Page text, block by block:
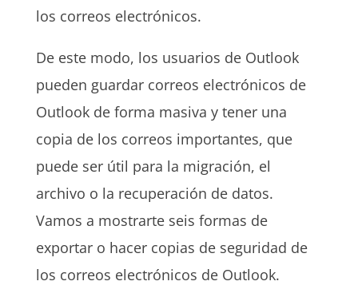
los correos electrónicos.
De este modo, los usuarios de Outlook
pueden guardar correos electrónicos de
Outlook de forma masiva y tener una
copia de los correos importantes, que
puede ser útil para la migración, el
archivo o la recuperación de datos.
Vamos a mostrarte seis formas de
exportar o hacer copias de seguridad de
los correos electrónicos de Outlook.